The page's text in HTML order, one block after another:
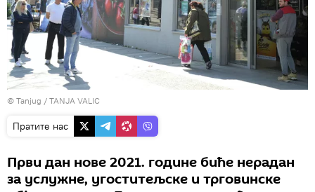
© Tanjug / TANJA VALIC
Пратите нас
Први дан нове 2021. године биће нерадан
за услужне, угоститељске и трговинске